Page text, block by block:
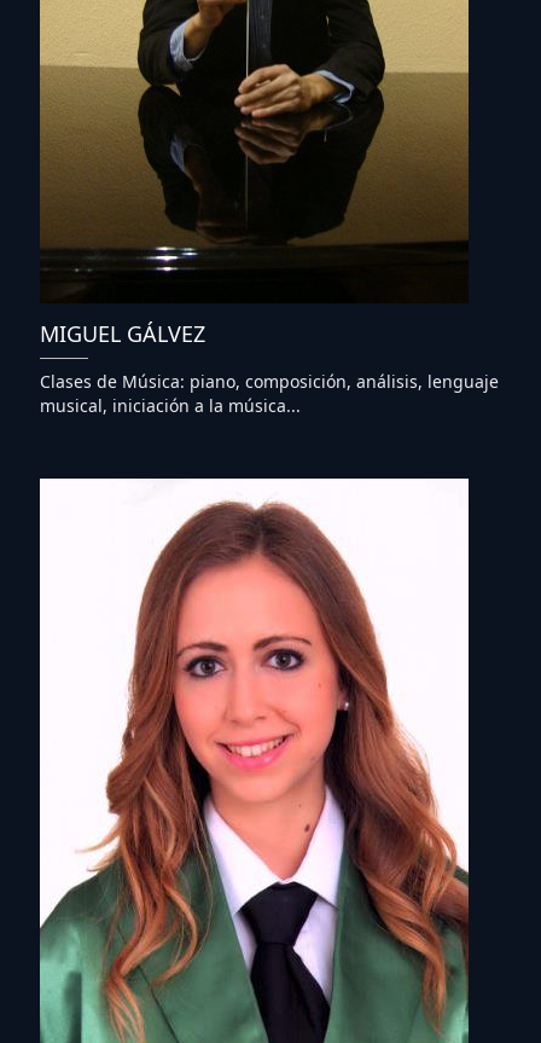
MIGUEL GÁLVEZ
Clases de Música: piano, composición, análisis, lenguaje
musical, iniciación a la música...